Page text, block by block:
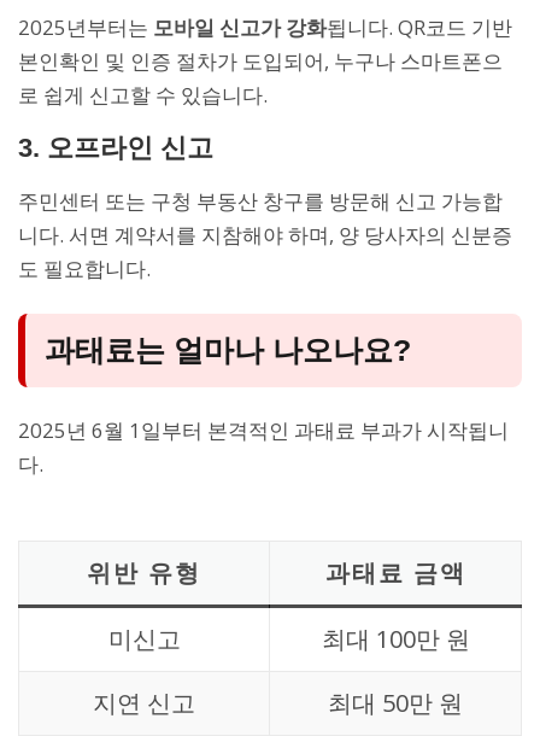
2025년부터는 모바일 신고가 강화됩니다. QR코드 기반
본인확인 및 인증 절차가 도입되어, 누구나 스마트폰으
로 쉽게 신고할 수 있습니다.
3. 오프라인 신고
주민센터 또는 구청 부동산 창구를 방문해 신고 가능합
니다. 서면 계약서를 지참해야 하며, 양 당사자의 신분증
도 필요합니다.
과태료는 얼마나 나오나요?
2025년 6월 1일부터 본격적인 과태료 부과가 시작됩니
다.
위반 유형 과태료 금액
미신고
최대 100만 원
지연 신고
최대 50만 원